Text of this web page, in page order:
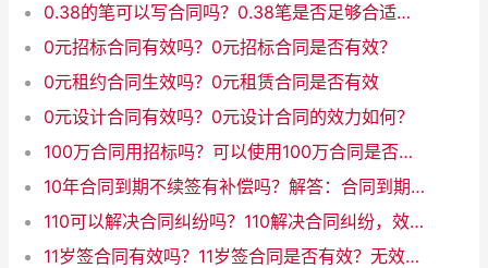
0.38的笔可以写合同吗？0.38笔是否足够合适用于签署合同？
0元招标合同有效吗？0元招标合同是否有效？
0元租约合同生效吗？0元租赁合同是否有效
0元设计合同有效吗？0元设计合同的效力如何？
100万合同用招标吗？可以使用100万合同是否需要招标作为新标题。
10年合同到期不续签有补偿吗？解答：合同到期未续签，是否有补偿？
110可以解决合同纠纷吗？110解决合同纠纷，效果如何？
11岁签合同有效吗？11岁签合同是否有效？无效的法律效力